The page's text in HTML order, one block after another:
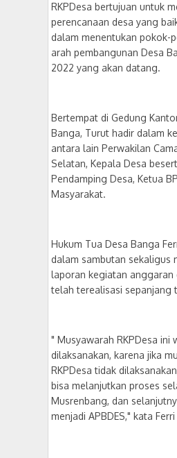
RKPDesa bertujuan untuk
perencanaan desa yang
dalam menentukan pokok-
arah pembangunan Desa
2022 yang akan datang.
Bertempat di Gedung
Banga, Turut hadir dalam
antara lain Perwakilan
Selatan, Kepala Desa
Pendamping Desa, Ketua
Masyarakat.
Hukum Tua Desa Banga
dalam sambutan sekaligus
laporan kegiatan anggaran
telah terealisasi sepanjang
" Musyawarah RKPDesa ini
dilaksanakan, karena jika
RKPDesa tidak
bisa melanjutkan proses
Musrenbang, dan
menjadi APBDES," kata Ferri